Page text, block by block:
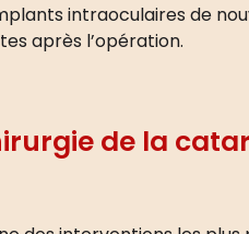
intraoculaires de
après l’opération.
de la